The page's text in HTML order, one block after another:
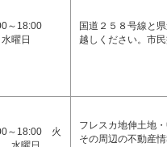
～18:00
曜日
国道２５８号線と
越しください。市
～18:00 火
フレスカ地伸土地
その周辺の不動産